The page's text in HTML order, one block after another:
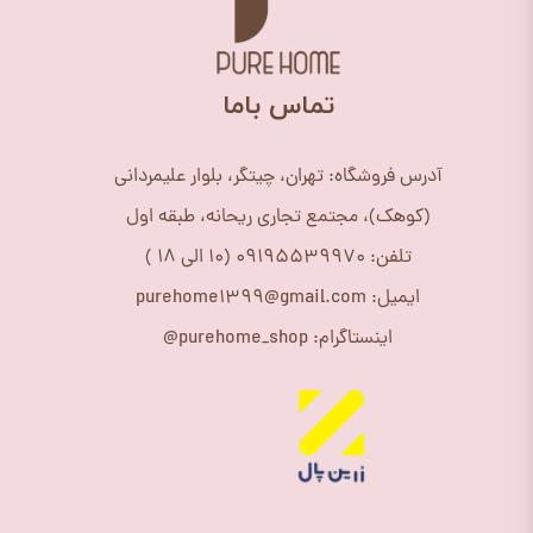
​تماس باما
آدرس فروشگاه: تهران، چیتگر، بلوار علیمردانی
(کوهک)، مجتمع تجاری ریحانه، طبقه اول
تلفن: 09195539970 (10 الی 18 )
ایمیل: purehome1399@gmail.com
اینستاگرام: purehome_shop@